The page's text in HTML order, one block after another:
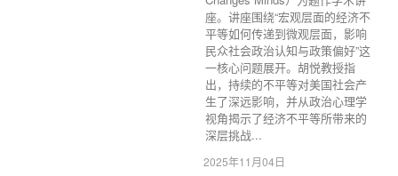
座。讲座围绕“宏观层面的经济不
平等如何传递到微观层面，影响
民众社会政治认知与政策偏好”这
一核心问题展开。胡悦教授指
出，持续的不平等对美国社会产
生了深远影响，并从政治心理学
视角揭示了经济不平等所带来的
深层挑战...
2025年11月04日